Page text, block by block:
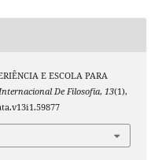
E ESCOLA PARA
De Filosofia, 13(1),